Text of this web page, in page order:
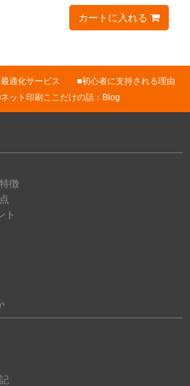
カートに入れる
適化サービス
初心者に支持される理由
ネット印刷ここだけの話：Blog
徴
ト